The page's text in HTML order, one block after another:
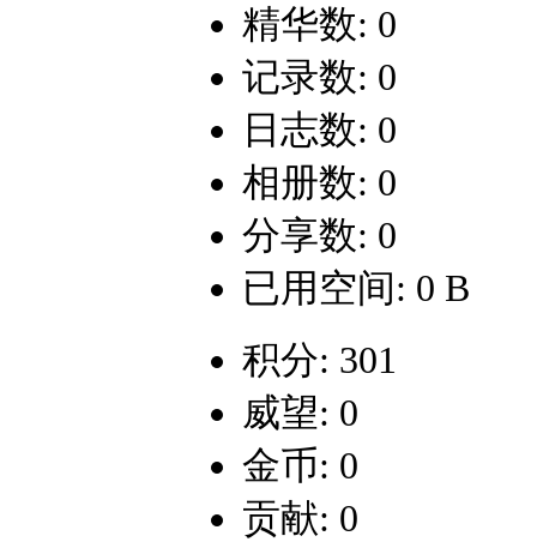
精华数: 0
记录数: 0
日志数: 0
相册数: 0
分享数: 0
已用空间: 0 B
积分: 301
威望: 0
金币: 0
贡献: 0